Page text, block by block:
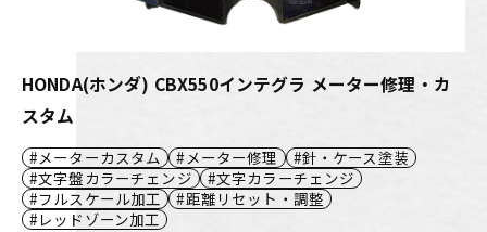
HONDA(ホンダ) CBX550インテグラ メーター修理・カ
スタム
メーターカスタム メーター修理
針・ケース塗装
文字盤カラーチェンジ
文字カラーチェンジ
フルスケール加工
距離リセット・調整
レッドゾーン加工